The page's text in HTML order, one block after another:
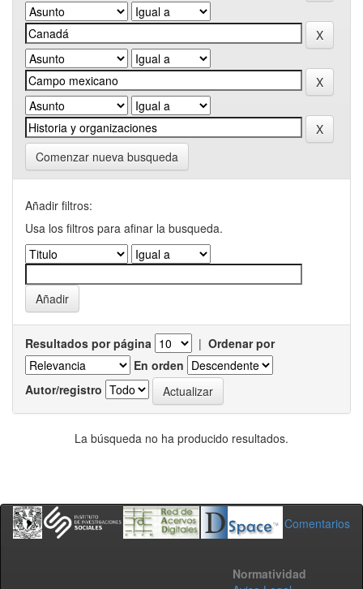
Comenzar nueva busqueda
Añadir filtros:
Usa los filtros para afinar la busqueda.
Resultados por página | Ordenar por
En orden
Autor/registro
La búsqueda no ha producido resultados.
Comentarios
Normatividad